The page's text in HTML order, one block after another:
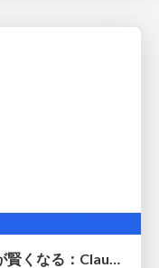
修正PRを食べてレビュースキルが賢くなる：Claude Codeによる自己改善サイクル